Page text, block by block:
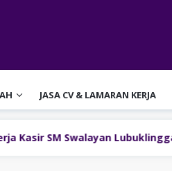
JASA CV & LAMARAN KERJA
Lubuklinggau (SM Group)